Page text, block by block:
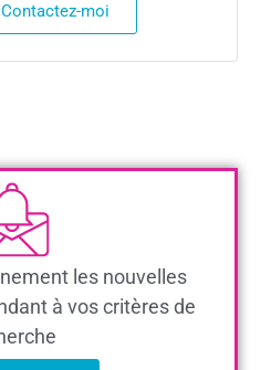
Contactez-moi
les nouvelles
à vos critères de